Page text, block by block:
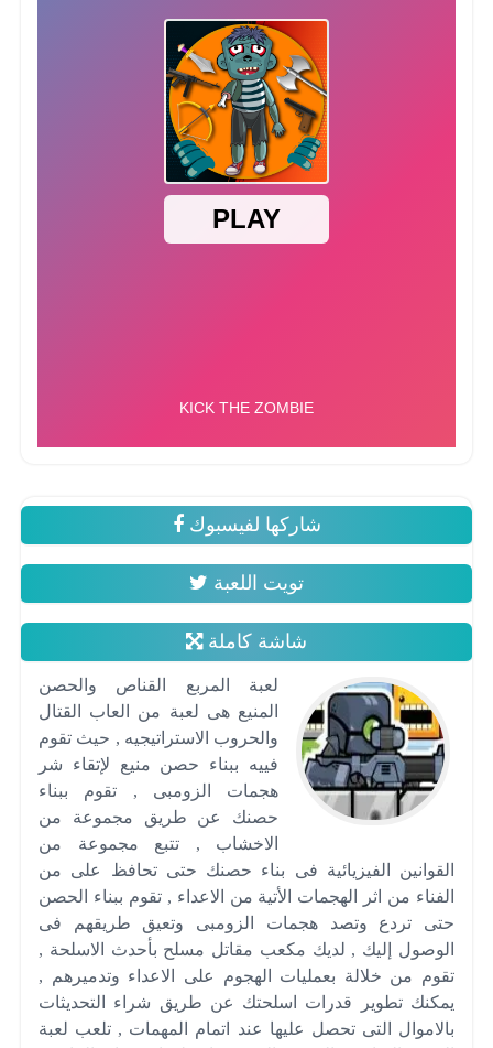
شاركها لفيسبوك
تويت اللعبة
شاشة كاملة
لعبة المربع القناص والحصن
المنيع هى لعبة من العاب القتال
والحروب الاستراتيجيه , حيث تقوم
فييه ببناء حصن منيع لإتقاء شر
هجمات الزومبى , تقوم ببناء
حصنك عن طريق مجموعة من
الاخشاب , تتبع مجموعة من
القوانين الفيزيائية فى بناء حصنك حتى تحافظ على من
الفناء من اثر الهجمات الأتية من الاعداء , تقوم ببناء الحصن
حتى تردع وتصد هجمات الزومبى وتعيق طريقهم فى
الوصول إليك , لديك مكعب مقاتل مسلح بأحدث الاسلحة ,
تقوم من خلالة بعمليات الهجوم على الاعداء وتدميرهم ,
يمكنك تطوير قدرات اسلحتك عن طريق شراء التحديثات
بالاموال التى تحصل عليها عند اتمام المهمات , تلعب لعبة